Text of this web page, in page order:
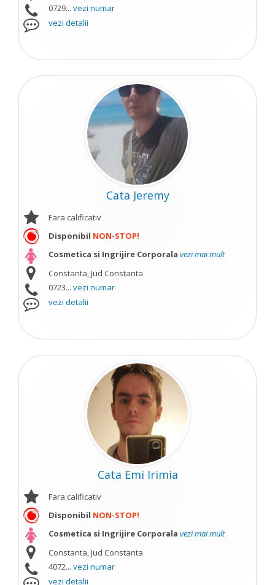
0729... vezi numar
vezi detalii
Cata Jeremy
Fara calificativ
Disponibil NON-STOP!
Cosmetica si Ingrijire Corporala vezi mai mult
Constanta, Jud Constanta
0723... vezi numar
vezi detalii
Cata Emi Irimia
Fara calificativ
Disponibil NON-STOP!
Cosmetica si Ingrijire Corporala vezi mai mult
Constanta, Jud Constanta
4072... vezi numar
vezi detalii